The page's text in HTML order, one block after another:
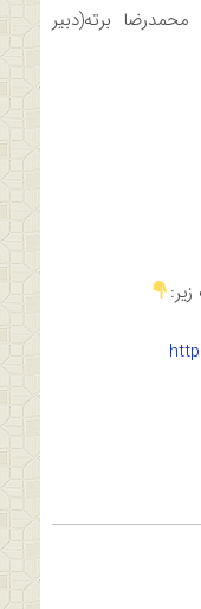
برته(دبیر